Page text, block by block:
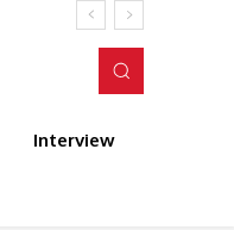
Interview